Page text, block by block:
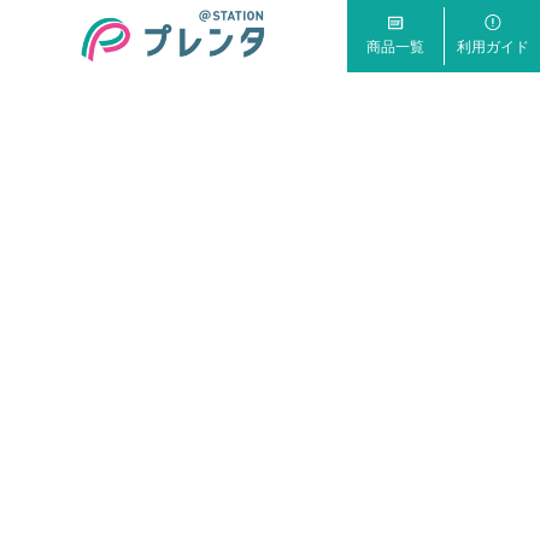
商品一覧 利用ガイド